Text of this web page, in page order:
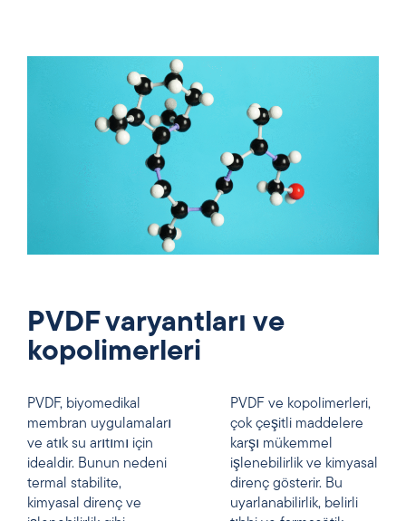
PVDF varyantları ve
kopolimerleri
PVDF, biyomedikal
membran uygulamaları
ve atık su arıtımı için
idealdir. Bunun nedeni
termal stabilite,
kimyasal direnç ve
PVDF ve kopolimerleri,
çok çeşitli maddelere
karşı mükemmel
işlenebilirlik ve kimyasal
direnç gösterir. Bu
uyarlanabilirlik, belirli